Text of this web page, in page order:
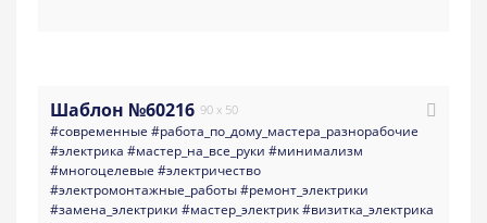
Шаблон №60216 90 x 50
#современные #работа_по_дому_мастера_разнорабочие
#электрика #мастер_на_все_руки #минимализм
#многоцелевые #электричество
#электромонтажные_работы#ремонт_электрики
#замена_электрики #мастер_электрик#визитка_электрика